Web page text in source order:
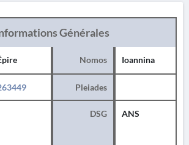
Générales
Nomos Ioannina
Pleiades
DSG ANS